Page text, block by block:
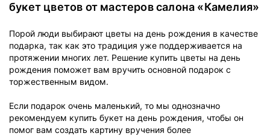
букет цветов от мастеров салона «Камелия»
Порой люди выбирают цветы на день рождения в качестве
подарка, так как это традиция уже поддерживается на
протяжении многих лет. Решение купить цветы на день
рождения поможет вам вручить основной подарок с
торжественным видом.
Если подарок очень маленький, то мы однозначно
рекомендуем купить букет на день рождения, чтобы он
помог вам создать картину вручения более